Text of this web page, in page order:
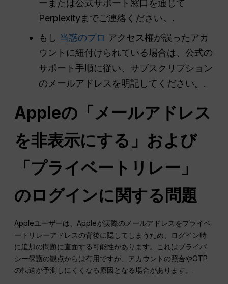
ーまたは公式サポート窓口を通じて
Perplexityまでご連絡ください。.
もし 当惑のプロ アクセス権が誤ったアカ
ウントに紐付けられている場合は、公式の
サポート手順に従い、サブスクリプション
のメールアドレスを明記してください。.
Appleの「メールアドレス
を非表示にする」および
「プライベートリレー」
のログインに関する問題
Appleユーザーは、Appleが実際のメールアドレスをプライベ
ートリレーアドレスの背後に隠してしまうため、ログイン時
に追加の問題に直面する可能性があります。これはプライバ
シー保護の観点からは有用ですが、アカウントの照合やOTP
の転送が予測しにくくなる原因となる場合があります。.